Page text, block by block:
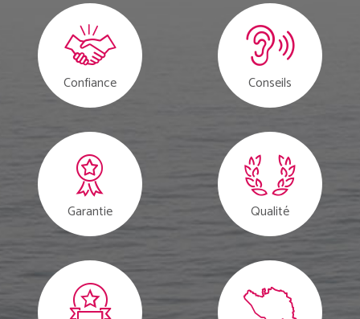
Confiance Conseils
Garantie Qualité